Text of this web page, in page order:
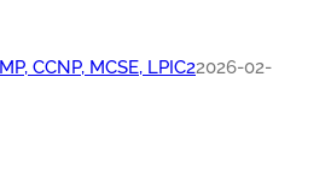
CCNP, MCSE, LPIC22026-02-